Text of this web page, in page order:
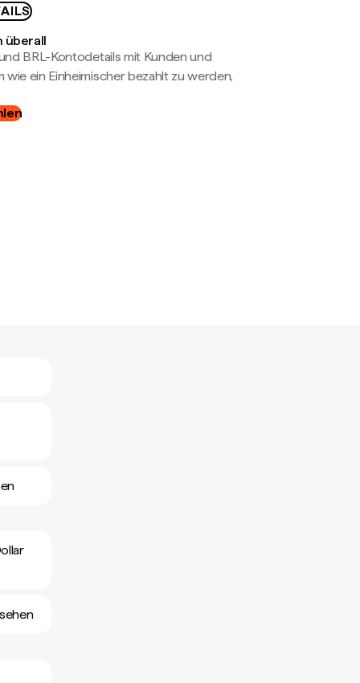
überall
und BRL-Kontodetails mit Kunden und
wie ein Einheimischer bezahlt zu werden,